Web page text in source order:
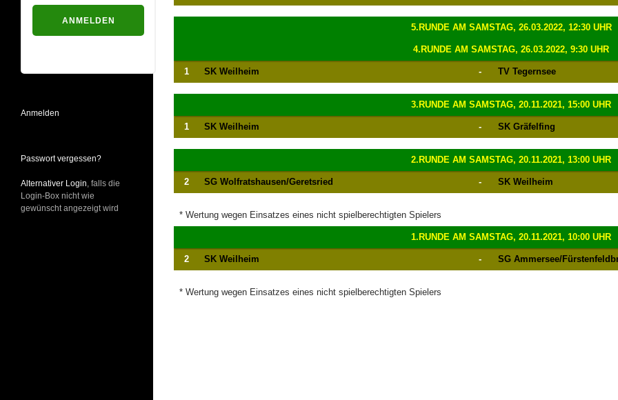
5.RUNDE AM SAMSTAG, 26.03.2022, 12:30 UHR
4.RUNDE AM SAMSTAG, 26.03.2022, 9:30 UHR
1 SK Weilheim - TV Tegernsee
3.RUNDE AM SAMSTAG, 20.11.2021, 15:00 UHR
1 SK Weilheim - SK Gräfelfing
2.RUNDE AM SAMSTAG, 20.11.2021, 13:00 UHR
2 SG Wolfratshausen/Geretsried - SK Weilheim
* Wertung wegen Einsatzes eines nicht spielberechtigten Spielers
1.RUNDE AM SAMSTAG, 20.11.2021, 10:00 UHR
2 SK Weilheim - SG Ammersee/
* Wertung wegen Einsatzes eines nicht spielberechtigten Spielers
Anmelden
Passwort vergessen?
Alternativer Login , falls die
Login-Box nicht wie
gewünscht angezeigt wird